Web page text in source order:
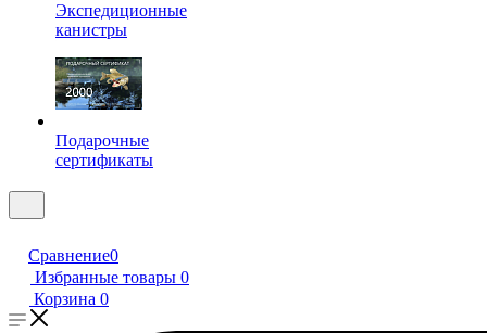
Экспедиционные
канистры
Подарочные
сертификаты
Сравнение0
Избранные товары 0
Корзина 0